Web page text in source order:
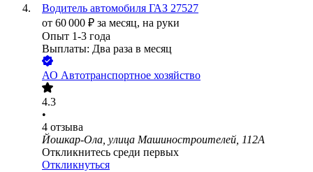
Водитель автомобиля ГАЗ 27527
от 60 000 ₽ за месяц, на руки
Опыт 1-3 года
Выплаты: Два раза в месяц
АО Автотранспортное хозяйство
4.3
•
4 отзыва
Йошкар-Ола, улица Машиностроителей, 112А
Откликнитесь среди первых
Откликнуться